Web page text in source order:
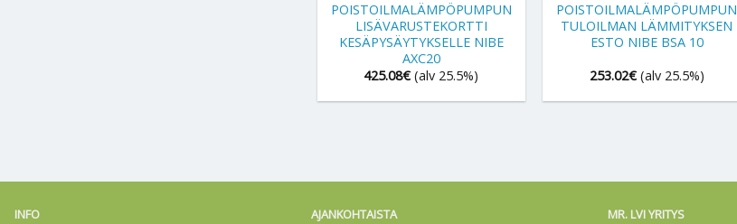
POISTOILMALÄMPÖPUMPUN
LISÄVARUSTEKORTTI
KESÄPYSÄYTYKSELLE NIBE
AXC20
425.08€ (alv 25.5%)
POISTOILMALÄMPÖPUMPUN
TULOILMAN LÄMMITYKSEN
ESTO NIBE BSA 10
253.02€ (alv 25.5%)
INFO AJANKOHTAISTA MR. LVI YRITYS